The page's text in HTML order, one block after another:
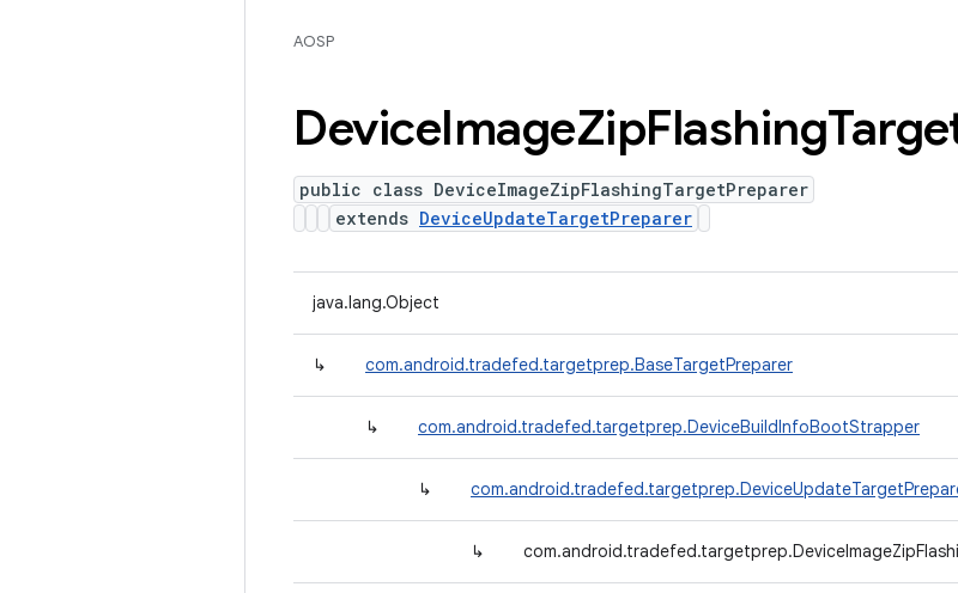
AOSP
DeviceImageZipFlashing
public class DeviceImageZipFlashingTargetPreparer
extends DeviceUpdateTargetPreparer
java.lang.Object
↳ com.android.tradefed.targetprep.BaseTargetPreparer
↳ com.android.tradefed.targetprep.DeviceBuildInfoBootStrapper
↳
↳